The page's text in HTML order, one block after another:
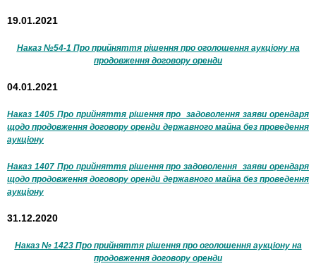
19.01.2021
Наказ №54-1 Про прийняття рішення про оголошення аукціону на
продовження договору оренди
04.01.2021
Наказ 1405 Про прийняття рішення про задоволення заяви орендаря
щодо продовження договору оренди державного майна без проведення
аукціону
Наказ 1407 Про прийняття рішення про задоволення заяви орендаря
щодо продовження договору оренди державного майна без проведення
аукціону
31.12.2020
Наказ № 1423 Про прийняття рішення про оголошення аукціону на
продовження договору оренди